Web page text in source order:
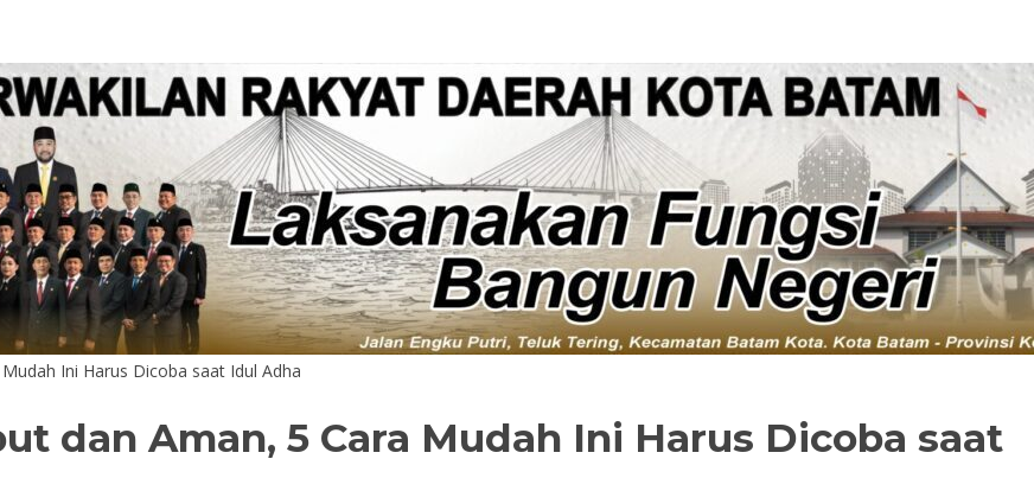
Ini Harus Dicoba saat Idul Adha
dan Aman, 5 Cara Mudah Ini Harus Dicoba saat